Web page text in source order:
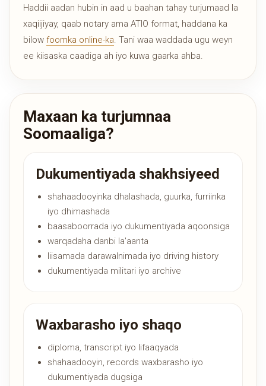
Haddii aadan hubin in aad u baahan tahay turjumaad la
xaqiijiyay, qaab notary ama ATIO format, haddana ka
bilow foomka online-ka. Tani waa waddada ugu weyn
ee kiisaska caadiga ah iyo kuwa gaarka ahba.
Maxaan ka turjumnaa
Soomaaliga?
Dukumentiyada shakhsiyeed
shahaadooyinka dhalashada, guurka, furriinka
iyo dhimashada
baasaboorrada iyo dukumentiyada aqoonsiga
warqadaha danbi la'aanta
liisamada darawalnimada iyo driving history
dukumentiyada militari iyo archive
Waxbarasho iyo shaqo
diploma, transcript iyo lifaaqyada
shahaadooyin, records waxbarasho iyo
dukumentiyada dugsiga